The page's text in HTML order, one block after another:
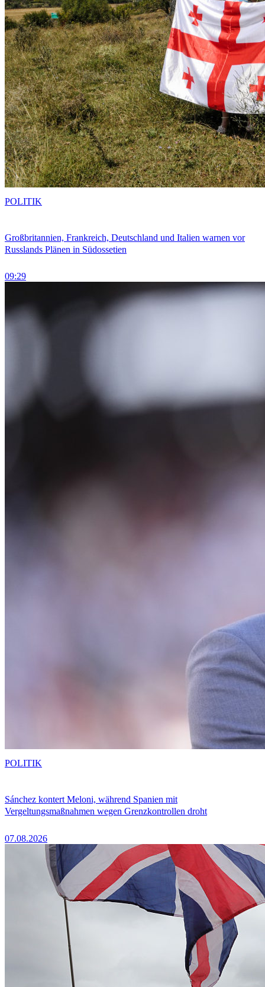
Großbritannien, Frankreich, Deutschland und Italien warnen vor
Russlands Plänen in Südossetien
09:29
POLITIK
Sánchez kontert Meloni, während Spanien mit
Vergeltungsmaßnahmen wegen Grenzkontrollen droht
07.08.2026
POLITIK